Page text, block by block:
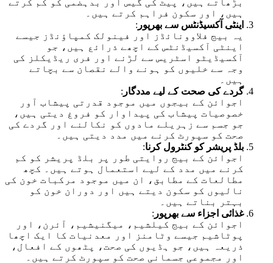
ہیں، اور سکون فراہم کرتے ہیں۔
اینٹی آکسیڈنٹس سے بھرپور :
یہ بیج فلاوونائڈز اور فینولک کمپاؤنڈز جیسے
اینٹی آکسیڈنٹس کے اچھے ذرائع ہیں، جو
آکسیڈیٹو اسٹریس سے لڑنے اور فری ریڈیکلز کی
وجہ سے خلیوں کو ہونے والے نقصان سے بچاتے
ہیں۔
گردے کی صحت کے لیے مددگار :
اجوائن کے بیجوں میں موجود قدرتی پیشاب آور
خصوصیات پیشاب کی پیداوار کو فروغ دیتی ہیں،
جو جسم سے زہریلے مادوں کو نکالنے اور گردے کی
صحت کو سپورٹ کرنے میں مدد دیتی ہیں۔
بلڈ پریشر کو کنٹرول کرنا:
اجوائن کے بیج روایتی طور پر بلڈ پریشر کو کم
کرنے میں مدد کے لیے استعمال ہوتے ہیں۔ کچھ
مطالعات کے مطابق، ان میں موجود مرکبات خون کی
نالیوں کو سکون دیتے ہیں اور دوران خون کو
بہتر بناتے ہیں۔
غذائی اجزاء سے بھرپور :
اجوائن کے بیج کیلشیم، میگنیشیم، آئرن، اور
پوٹاشیم جیسے وٹامنز اور معدنیات کا ایک اچھا
ذریعہ ہیں، جو ہڈیوں کی صحت، پٹھوں کے افعال،
اور مجموعی جسمانی صحت کو سپورٹ کرتے ہیں۔